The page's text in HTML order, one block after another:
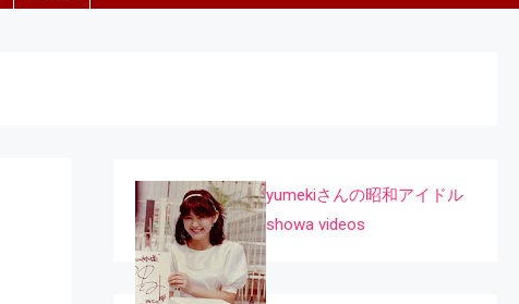
yumekiさんの昭和アイドル
showa videos